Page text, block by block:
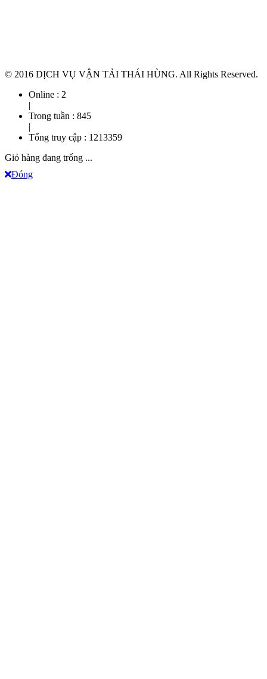
© 2016 DỊCH VỤ VẬN TẢI THÁI HÙNG. All Rights Reserved.
Online : 2
|
Trong tuần : 845
|
Tổng truy cập : 1213359
Giỏ hàng đang trống ...
Đóng